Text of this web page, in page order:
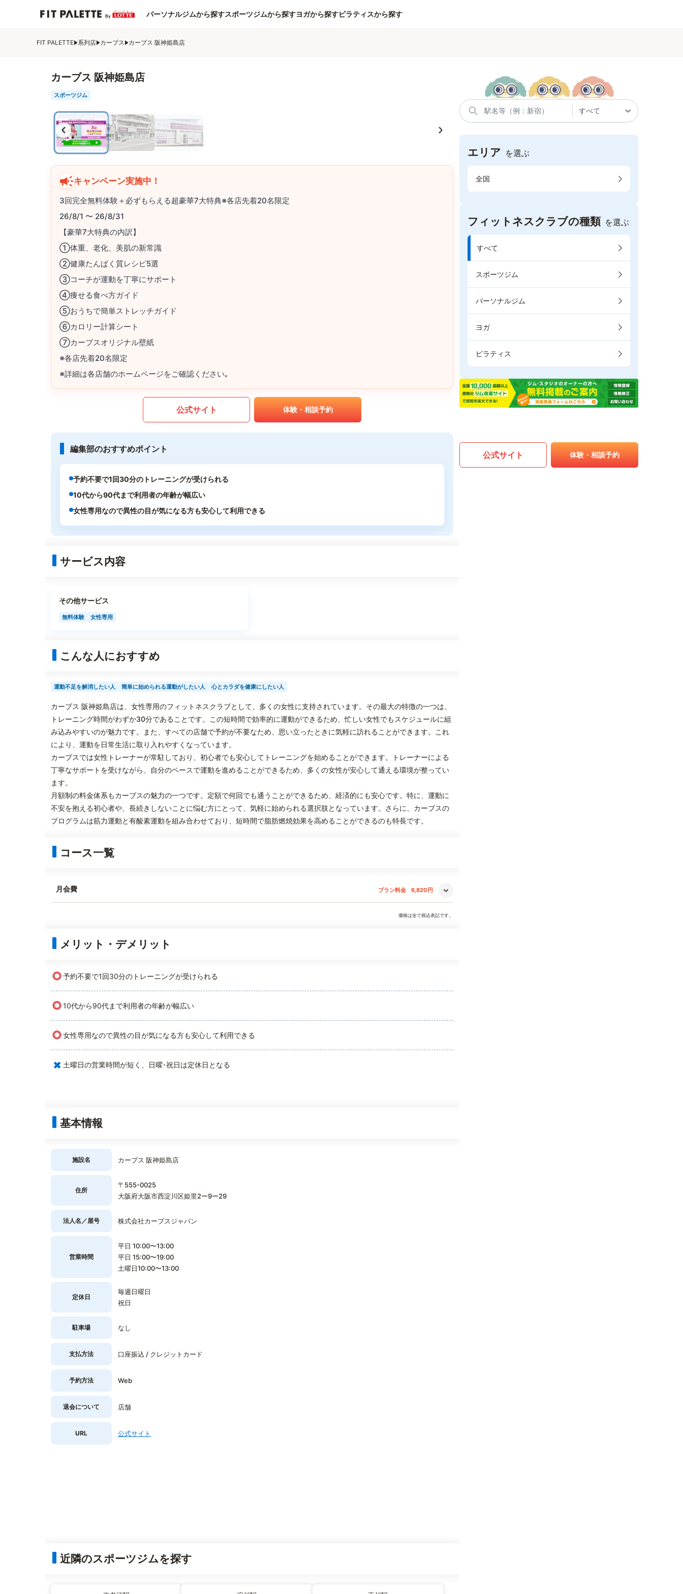
パーソナルジムから探すスポーツジムから探すヨガから探すピラティスから探す
FIT PALETTE 系列店 カーブス カーブス 阪神姫島店
カーブス 阪神姫島店
スポーツジム
キャンペーン実施中！
3回完全無料体験＋必ずもらえる超豪華7大特典※各店先着20名限定
26/8/1 〜 26/8/31
【豪華7大特典の内訳】
①体重、老化、美肌の新常識
②健康たんぱく質レシピ5選
③コーチが運動を丁寧にサポート
④痩せる食べ方ガイド
⑤おうちで簡単ストレッチガイド
⑥カロリー計算シート
⑦カーブスオリジナル壁紙
※各店先着20名限定
※詳細は各店舗のホームページをご確認ください｡
公式サイト 体験・相談予約
編集部のおすすめポイント
予約不要で1回30分のトレーニングが受けられる
10代から90代まで利用者の年齢が幅広い
女性専用なので異性の目が気になる方も安心して利用できる
サービス内容
その他サービス
無料体験 女性専用
こんな人におすすめ
運動不足を解消したい人 簡単に始められる運動がしたい人 心とカラダを健康にしたい人
カーブス 阪神姫島店は、女性専用のフィットネスクラブとして、多くの女性に支持されています。その最大の特徴の一つは、
トレーニング時間がわずか30分であることです。この短時間で効率的に運動ができるため、忙しい女性でもスケジュールに組
み込みやすいのが魅力です。また、すべての店舗で予約が不要なため、思い立ったときに気軽に訪れることができます。これ
により、運動を日常生活に取り入れやすくなっています。
カーブスでは女性トレーナーが常駐しており、初心者でも安心してトレーニングを始めることができます。トレーナーによる
丁寧なサポートを受けながら、自分のペースで運動を進めることができるため、多くの女性が安心して通える環境が整ってい
ます。
月額制の料金体系もカーブスの魅力の一つです。定額で何回でも通うことができるため、経済的にも安心です。特に、運動に
不安を抱える初心者や、長続きしないことに悩む方にとって、気軽に始められる選択肢となっています。さらに、カーブスの
プログラムは筋力運動と有酸素運動を組み合わせており、短時間で脂肪燃焼効果を高めることができるのも特長です。
コース一覧
月会費 プラン料金 6,820円
価格は全て税込表記です。
メリット・デメリット
○予約不要で1回30分のトレーニングが受けられる
○10代から90代まで利用者の年齢が幅広い
○女性専用なので異性の目が気になる方も安心して利用できる
× 土曜日の営業時間が短く、日曜･祝日は定休日となる
基本情報
施設名 カーブス 阪神姫島店
住所
〒555-0025
大阪府大阪市西淀川区姫里2ー9ー29
法人名／屋号 株式会社カーブスジャパン
営業時間
平日 10:00〜13:00
平日 15:00〜19:00
土曜日10:00〜13:00
定休日
毎週日曜日
祝日
駐車場 なし
支払方法 口座振込 / クレジットカード
予約方法 Web
退会について 店舗
URL 公式サイト
近隣のスポーツジムを探す
エリア を選ぶ
全国
フィットネスクラブの種類 を選ぶ
すべて
スポーツジム
パーソナルジム
ヨガ
ピラティス
公式サイト 体験・相談予約